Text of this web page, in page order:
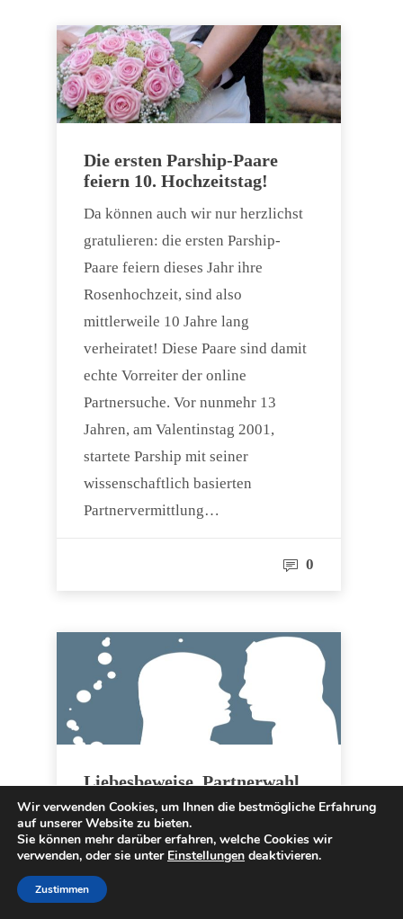
Die ersten Parship-Paare
feiern 10. Hochzeitstag!
Da können auch wir nur herzlichst
gratulieren: die ersten Parship-
Paare feiern dieses Jahr ihre
Rosenhochzeit, sind also
mittlerweile 10 Jahre lang
verheiratet! Diese Paare sind damit
echte Vorreiter der online
Partnersuche. Vor nunmehr 13
Jahren, am Valentinstag 2001,
startete Parship mit seiner
wissenschaftlich basierten
Partnervermittlung…
0
Liebesbeweise, Partnerwahl
und Trennungsgründe – die
neue ElitePartner Studie vom
Januar 2014
Die neue Beziehungs-Trendstudie
von Elitepartner ist da! ElitePartner
Wir verwenden Cookies, um Ihnen die bestmögliche Erfahrung
auf unserer Website zu bieten.
Sie können mehr darüber erfahren, welche Cookies wir
verwenden, oder sie unter Einstellungen deaktivieren.
Zustimmen